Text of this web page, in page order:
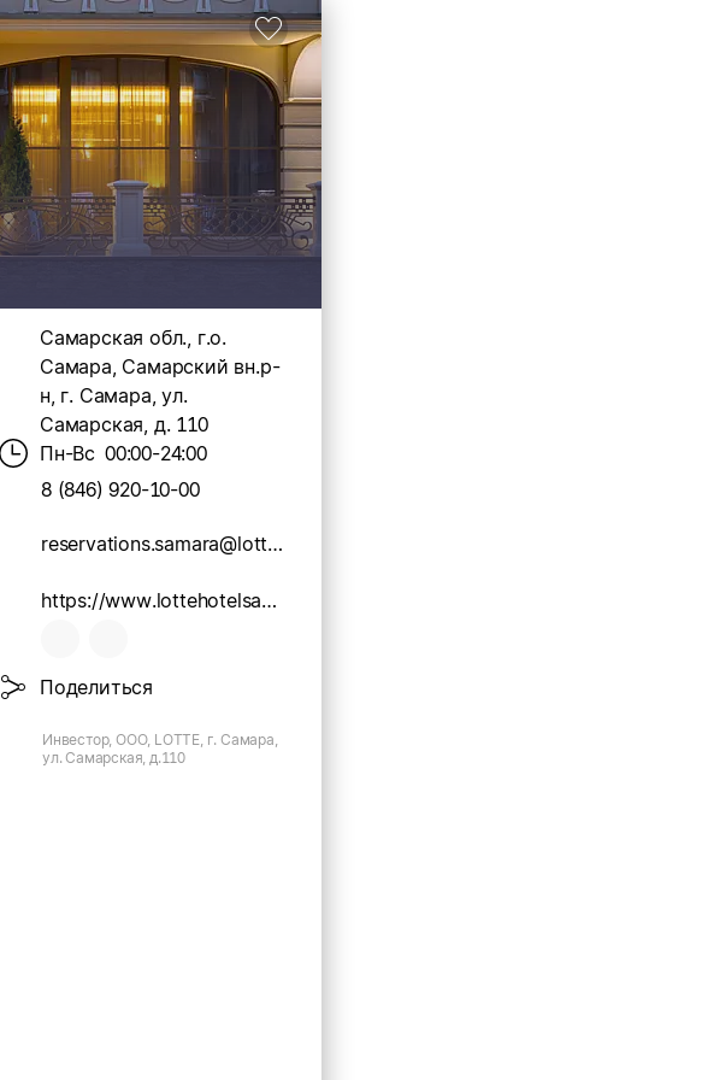
Самарская обл., г.о.
Самара, Самарский вн.р-
н, г. Самара, ул.
Самарская, д. 110
Пн-Вс 00:00-24:00
8 (846) 920-10-00
reservations.samara@lottehotel.ru
https://www.lottehotelsamara.com
Поделиться
Инвестор, ООО, LOTTE, г. Самара,
ул. Самарская, д.110